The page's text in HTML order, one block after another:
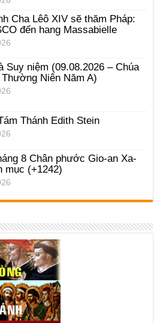
Cha Lêô XIV sẽ thăm Pháp:
đến hang Massabielle
Suy niệm (09.08.2026 – Chúa
Niên Năm A)
Thánh Edith Stein
8 Chân phước Gio-an Xa-
mục (+1242)